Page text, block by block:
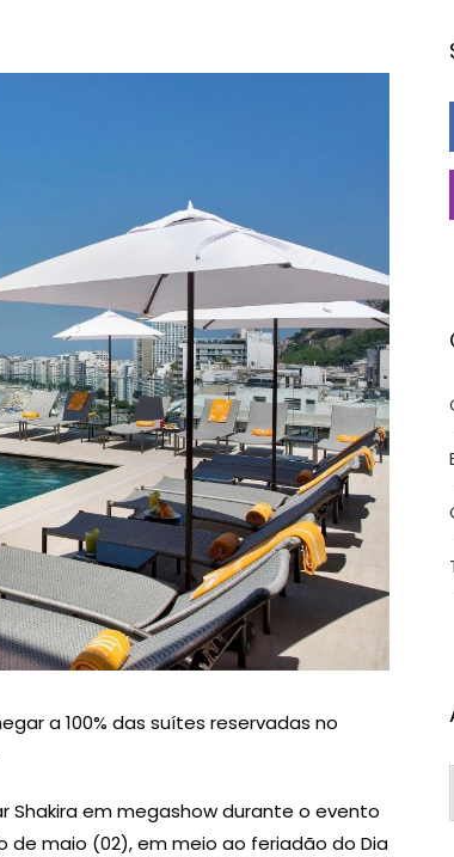
a 100% das suítes reservadas no
Shakira em megashow durante o evento
de maio (02), em meio ao feriadão do Dia